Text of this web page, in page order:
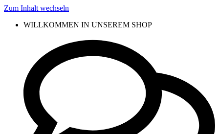
Zum Inhalt wechseln
WILLKOMMEN IN UNSEREM SHOP